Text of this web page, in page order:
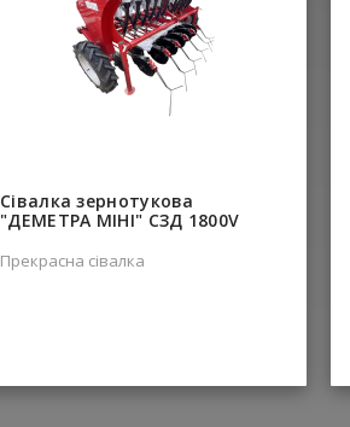
прикотуючих катків 1 1 1 1 2 2 2 2 2 11
Діаметр робочих органів (дисків), см
органами ,см 25 13 Кут атаки дисків,
робочих органів , см 90
Сівалка зернотукова
"ДЕМЕТРА МІНІ" СЗД 1800V
Прекрасна сівалка